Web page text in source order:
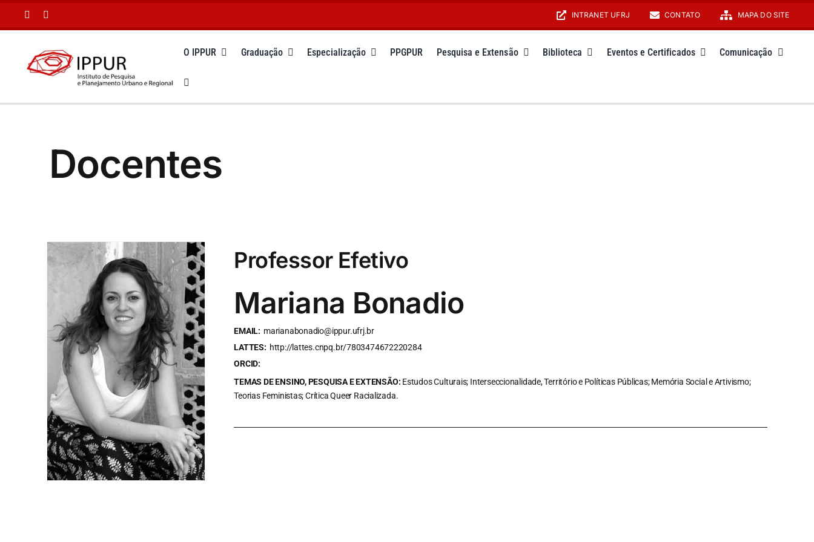
conteúdo
INTRANET UFRJ CONTATO MAPA DO SITE
O IPPUR Graduação Especialização PPGPUR Pesquisa e Extensão Biblioteca Eventos e Certificados Comunicação
Docentes
Professor Efetivo
Mariana Bonadio
EMAIL: marianabonadio@ippur.ufrj.br
LATTES: http://lattes.cnpq.br/7803474672220284
ORCID:
TEMAS DE ENSINO, PESQUISA E EXTENSÃO: Estudos Culturais; Interseccionalidade, Território e Políticas Públicas; Memória Social e Artivismo;
Teorias Feministas; Crítica Queer Racializada.